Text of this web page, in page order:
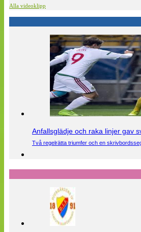
Alla videoklipp
Anfallsglädje och raka linjer gav
Två regelrätta triumfer och en